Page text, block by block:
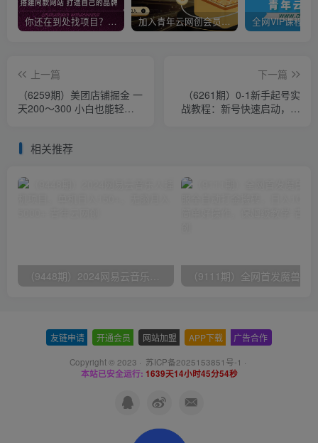
你还在到处找项目？还在当韭菜？我靠卖项目一个月收入5万+，曾经我也是个失败者。 加入青年云网创会员，全站资源免费学习。加入高级合伙人，推广日入1000+
上一篇
（6259期）美团店铺掘金 一
天200～300 小白也能轻松
下一篇
（6261期）0-1新手起号实
战教程：新号快速启动，直
相关推荐
友链申请 开通会员 网站加盟 APP下载 广告合作
Copyright © 2023 · 苏ICP备2025153851号-1 ·
本站已安全运行: 1639天14小时45分54秒